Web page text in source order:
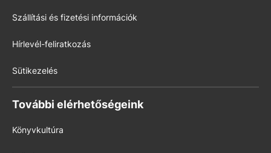
Szállítási és fizetési információk
Hírlevél-feliratkozás
Sütikezelés
További elérhetőségeink
Könyvkultúra